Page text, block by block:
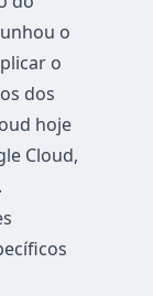
o
o
dos
hoje
Cloud,